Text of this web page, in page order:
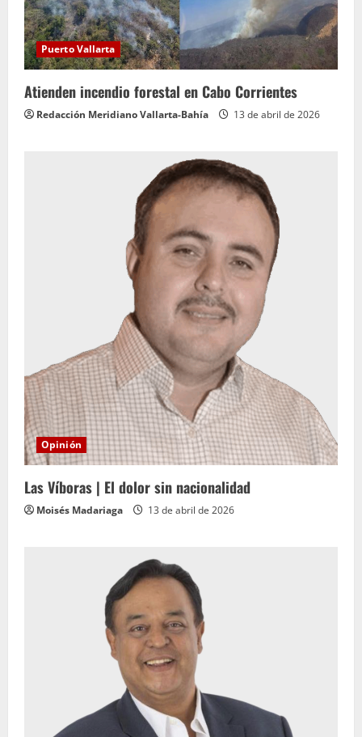
Puerto Vallarta
Atienden incendio forestal en Cabo Corrientes
Redacción Meridiano Vallarta-Bahía 13 de abril de 2026
Opinión
Las Víboras | El dolor sin nacionalidad
Moisés Madariaga 13 de abril de 2026